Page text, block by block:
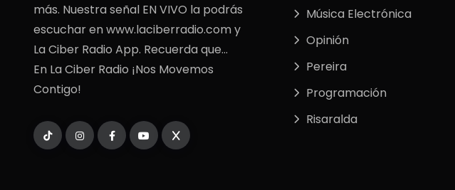
más. Nuestra señal EN VIVO la podrás
escuchar en www.laciberradio.com y
La Ciber Radio App. Recuerda que...
En La Ciber Radio ¡Nos Movemos
Contigo!
Música Electrónica
Opinión
Pereira
Programación
Risaralda